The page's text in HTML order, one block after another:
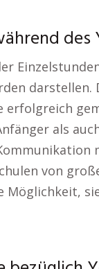
des
erfolgreich
als
von
Möglichkeit,